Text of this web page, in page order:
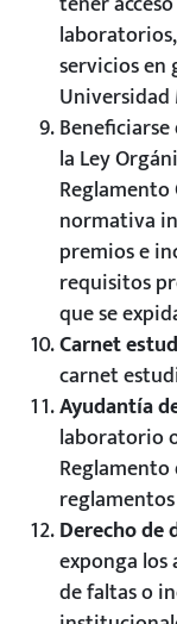
servicios en
la Ley
Reglamento
normativa
premios e
requisitos
que se
Carnet
carnet
Ayudantía
laboratorio
Reglamento
Derecho de
exponga los
de faltas o